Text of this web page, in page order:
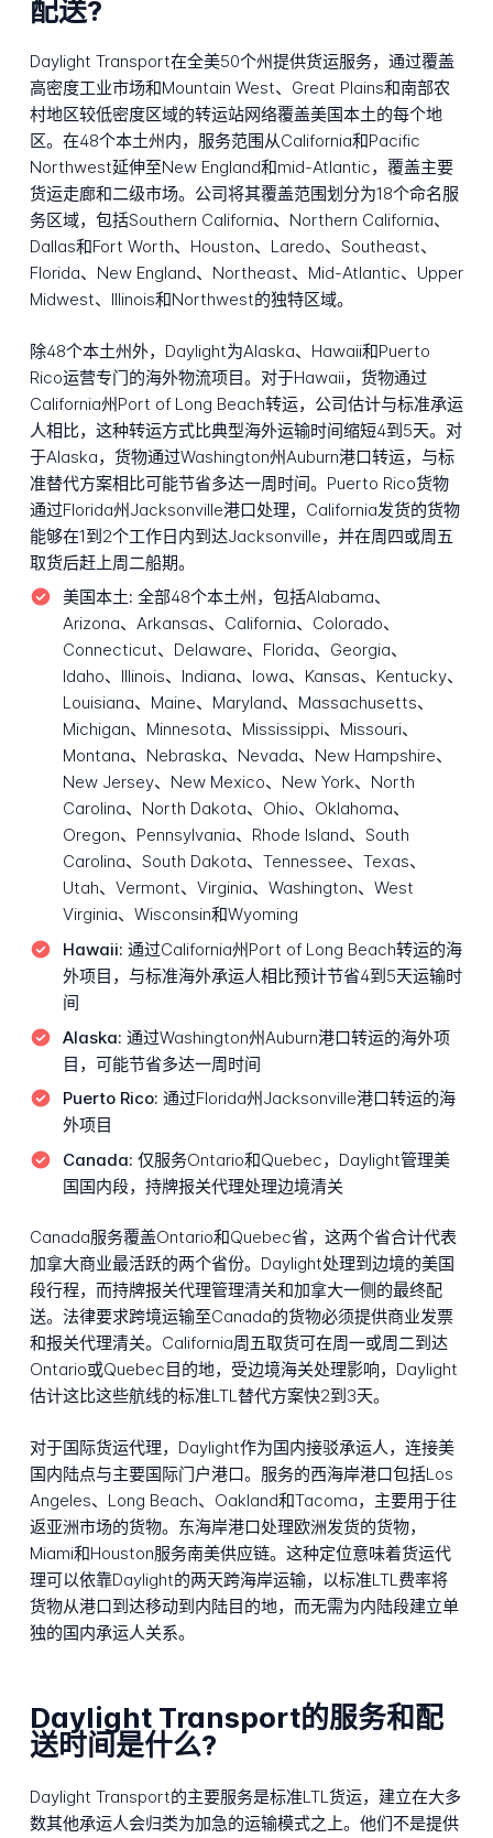
配送?
Daylight Transport在全美50个州提供货运服务，通过覆盖
高密度工业市场和Mountain West、Great Plains和南部农
村地区较低密度区域的转运站网络覆盖美国本土的每个地
区。在48个本土州内，服务范围从California和Pacific
Northwest延伸至New England和mid-Atlantic，覆盖主要
货运走廊和二级市场。公司将其覆盖范围划分为18个命名服
务区域，包括Southern California、Northern California、
Dallas和Fort Worth、Houston、Laredo、Southeast、
Florida、New England、Northeast、Mid-Atlantic、Upper
Midwest、Illinois和Northwest的独特区域。
除48个本土州外，Daylight为Alaska、Hawaii和Puerto
Rico运营专门的海外物流项目。对于Hawaii，货物通过
California州Port of Long Beach转运，公司估计与标准承运
人相比，这种转运方式比典型海外运输时间缩短4到5天。对
于Alaska，货物通过Washington州Auburn港口转运，与标
准替代方案相比可能节省多达一周时间。Puerto Rico货物
通过Florida州Jacksonville港口处理，California发货的货物
能够在1到2个工作日内到达Jacksonville，并在周四或周五
取货后赶上周二船期。
美国本土: 全部48个本土州，包括Alabama、
Arizona、Arkansas、California、Colorado、
Connecticut、Delaware、Florida、Georgia、
Idaho、Illinois、Indiana、Iowa、Kansas、Kentucky、
Louisiana、Maine、Maryland、Massachusetts、
Michigan、Minnesota、Mississippi、Missouri、
Montana、Nebraska、Nevada、New Hampshire、
New Jersey、New Mexico、New York、North
Carolina、North Dakota、Ohio、Oklahoma、
Oregon、Pennsylvania、Rhode Island、South
Carolina、South Dakota、Tennessee、Texas、
Utah、Vermont、Virginia、Washington、West
Virginia、Wisconsin和Wyoming
Hawaii: 通过California州Port of Long Beach转运的海
外项目，与标准海外承运人相比预计节省4到5天运输时
间
Alaska: 通过Washington州Auburn港口转运的海外项
目，可能节省多达一周时间
Puerto Rico: 通过Florida州Jacksonville港口转运的海
外项目
Canada: 仅服务Ontario和Quebec，Daylight管理美
国国内段，持牌报关代理处理边境清关
Canada服务覆盖Ontario和Quebec省，这两个省合计代表
加拿大商业最活跃的两个省份。Daylight处理到边境的美国
段行程，而持牌报关代理管理清关和加拿大一侧的最终配
送。法律要求跨境运输至Canada的货物必须提供商业发票
和报关代理清关。California周五取货可在周一或周二到达
Ontario或Quebec目的地，受边境海关处理影响，Daylight
估计这比这些航线的标准LTL替代方案快2到3天。
对于国际货运代理，Daylight作为国内接驳承运人，连接美
国内陆点与主要国际门户港口。服务的西海岸港口包括Los
Angeles、Long Beach、Oakland和Tacoma，主要用于往
返亚洲市场的货物。东海岸港口处理欧洲发货的货物，
Miami和Houston服务南美供应链。这种定位意味着货运代
理可以依靠Daylight的两天跨海岸运输，以标准LTL费率将
货物从港口到达移动到内陆目的地，而无需为内陆段建立单
独的国内承运人关系。
Daylight Transport的服务和配
送时间是什么?
Daylight Transport的主要服务是标准LTL货运，建立在大多
数其他承运人会归类为加急的运输模式之上。他们不是提供